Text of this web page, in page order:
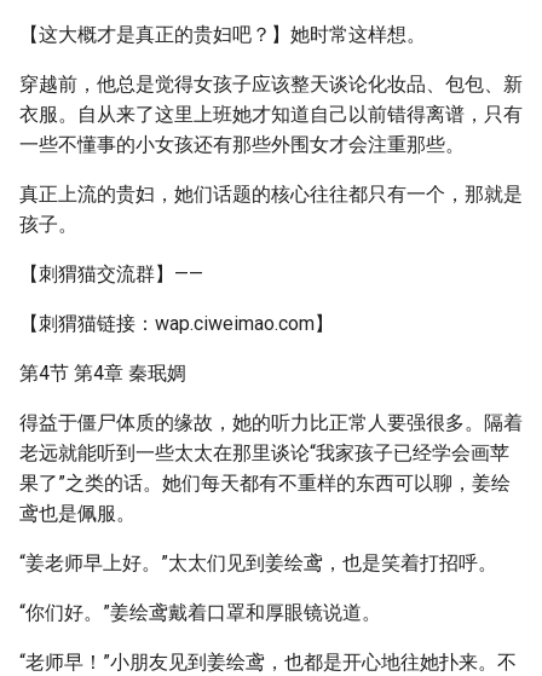
【这大概才是真正的贵妇吧？】她时常这样想。
穿越前，他总是觉得女孩子应该整天谈论化妆品、包包、新
衣服。自从来了这里上班她才知道自己以前错得离谱，只有
一些不懂事的小女孩还有那些外围女才会注重那些。
真正上流的贵妇，她们话题的核心往往都只有一个，那就是
孩子。
【刺猬猫交流群】——
【刺猬猫链接：wap.ciweimao.com】
第4节 第4章 秦珉婤
得益于僵尸体质的缘故，她的听力比正常人要强很多。隔着
老远就能听到一些太太在那里谈论“我家孩子已经学会画苹
果了”之类的话。她们每天都有不重样的东西可以聊，姜绘
鸢也是佩服。
“姜老师早上好。”太太们见到姜绘鸢，也是笑着打招呼。
“你们好。”姜绘鸢戴着口罩和厚眼镜说道。
“老师早！”小朋友见到姜绘鸢，也都是开心地往她扑来。不